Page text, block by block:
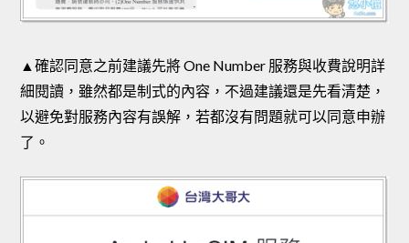
▲確認同意之前建議先將 One Number 服務與收費說明詳
細閱讀，雖然都是制式的內容，不過建議還是先看清楚，
以避免對服務內容有誤解，若都沒有問題就可以同意申辦
了。